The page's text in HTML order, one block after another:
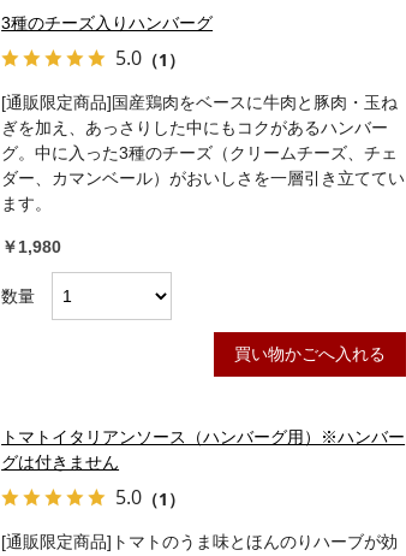
3種のチーズ入りハンバーグ
5.0 （1）
[通販限定商品]国産鶏肉をベースに牛肉と豚肉・玉ね
ぎを加え、あっさりした中にもコクがあるハンバー
グ。中に入った3種のチーズ（クリームチーズ、チェ
ダー、カマンベール）がおいしさを一層引き立ててい
ます。
￥1,980
数量
買い物かごへ入れる
トマトイタリアンソース（ハンバーグ用）※ハンバー
グは付きません
5.0 （1）
[通販限定商品]トマトのうま味とほんのりハーブが効